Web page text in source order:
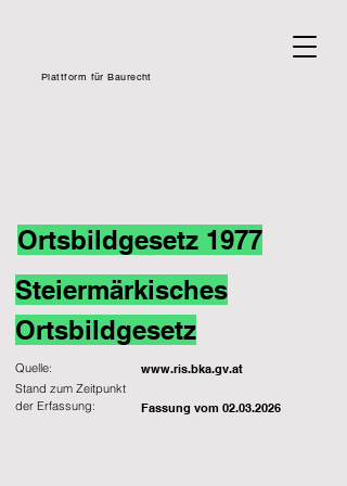
Plattform für Baurecht
Ortsbildgesetz 1977
Steiermärkisches
Ortsbildgesetz
Quelle: www.ris.bka.gv.at
Fassung vom 02.03.2026
Stand zum Zeitpunkt
der Erfassung: